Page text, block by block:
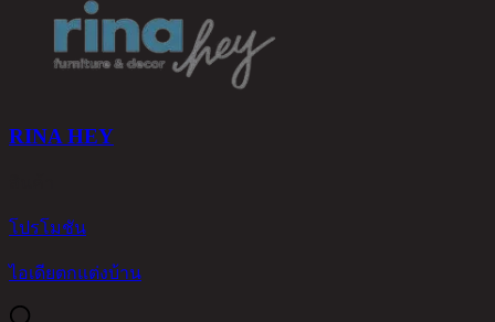
RINA HEY
โปรโมชัน
ไอเดียตกแต่งบ้าน